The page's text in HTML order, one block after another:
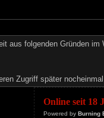
aus folgenden Gründen im
Zugriff später
Online seit 18
Powered by Burning